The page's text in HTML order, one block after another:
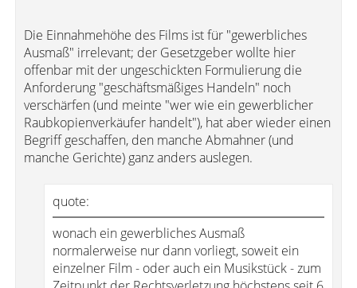
Die Einnahmehöhe des Films ist für "gewerbliches
Ausmaß" irrelevant; der Gesetzgeber wollte hier
offenbar mit der ungeschickten Formulierung die
Anforderung "geschäftsmäßiges Handeln" noch
verschärfen (und meinte "wer wie ein gewerblicher
Raubkopienverkäufer handelt"), hat aber wieder einen
Begriff geschaffen, den manche Abmahner (und
manche Gerichte) ganz anders auslegen.
quote:
wonach ein gewerbliches Ausmaß
normalerweise nur dann vorliegt, soweit ein
einzelner Film - oder auch ein Musikstück - zum